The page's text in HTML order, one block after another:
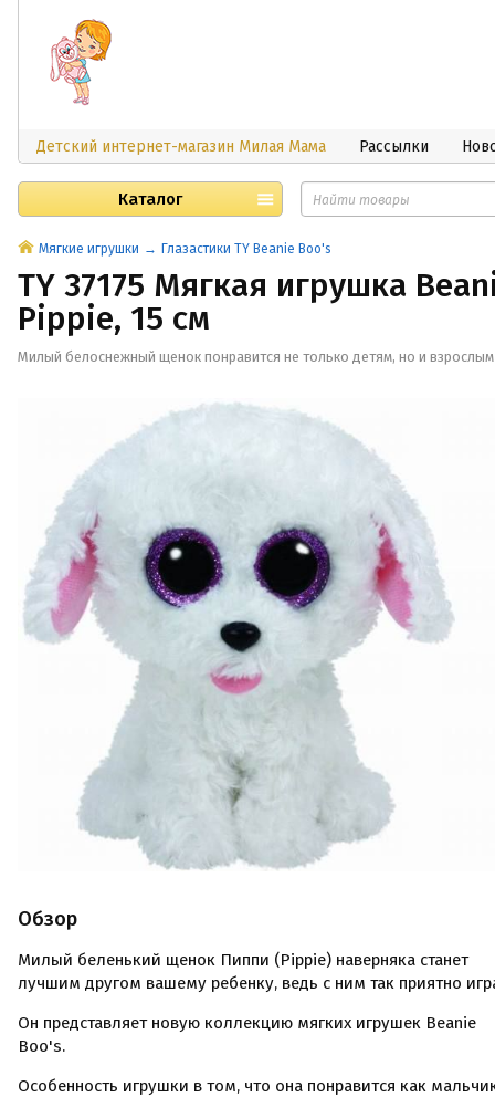
Детский интернет-магазин Милая Мама Рассылки
Каталог
Мягкие игрушки Глазастики TY Beanie Boo's
TY 37175 Мягкая игрушка
Pippie, 15 см
Милый белоснежный щенок понравится не только детям, но и взрослым
Обзор
Милый беленький щенок Пиппи (Pippie) наверняка станет
лучшим другом вашему ребенку, ведь с ним так приятно
Он представляет новую коллекцию мягких игрушек Beanie
Boo's.
Особенность игрушки в том, что она понравится как